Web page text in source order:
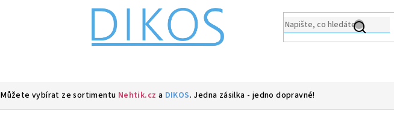
Můžete vybírat ze sortimentu Nehtik.cz a DIKOS. Jedna zásilka - jedno dopravné!